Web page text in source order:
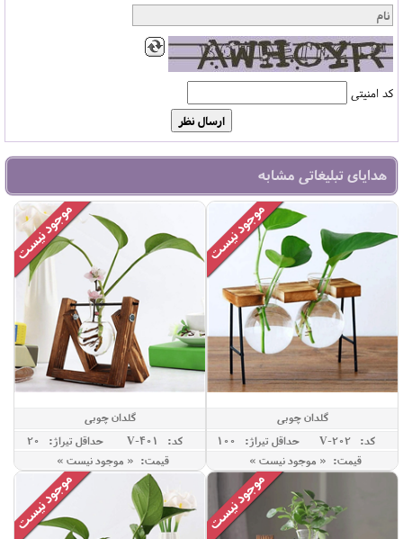
کد امنیتی
هدایای تبلیغاتی مشابه
گلدان چوبی
کد: V-202
حداقل تيراژ: 100
قیمت: « موجود نیست »
گلدان چوبی
کد: V-401
حداقل تيراژ: 20
قیمت: « موجود نیست »